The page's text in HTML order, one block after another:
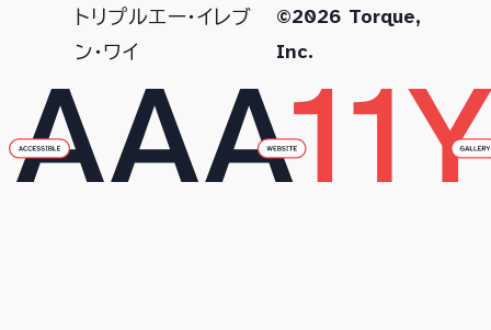
トリプルエー・イレブ
ン・ワイ
©2026 Torque,
Inc.